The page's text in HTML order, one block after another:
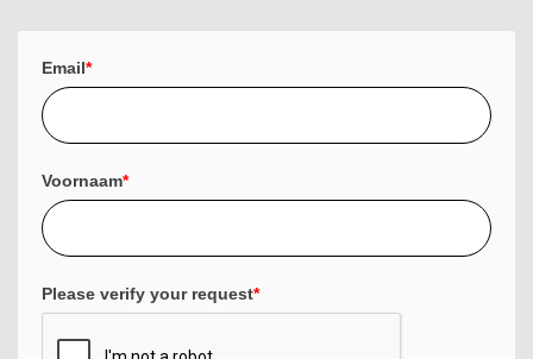
Email*
Voornaam*
Please verify your request*